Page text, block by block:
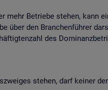
Be­trie­be ste­hen, kann
über den Bran­chen­füh­rer
des
ste­hen, darf kei­ner